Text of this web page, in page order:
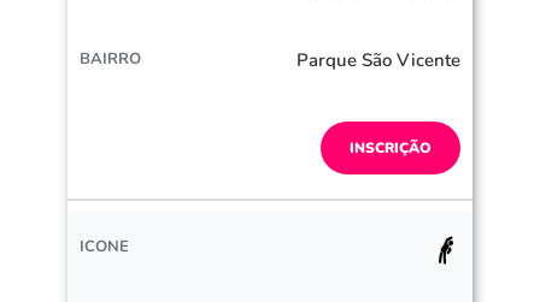
Parque São Vicente
INSCRIÇÃO